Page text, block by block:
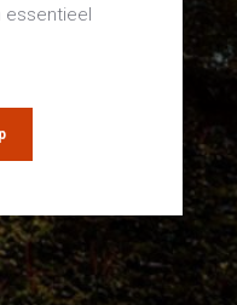
essentieel